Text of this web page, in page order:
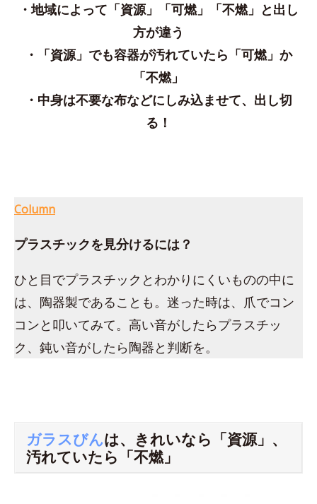
・地域によって「資源」「可燃」「不燃」と出し
方が違う
・「資源」でも容器が汚れていたら「可燃」か
「不燃」
・中身は不要な布などにしみ込ませて、出し切
る！
Column
プラスチックを見分けるには？
ひと目でプラスチックとわかりにくいものの中に
は、陶器製であることも。迷った時は、爪でコン
コンと叩いてみて。高い音がしたらプラスチッ
ク、鈍い音がしたら陶器と判断を。
ガラスびんは、きれいなら「資源」、
汚れていたら「不燃」